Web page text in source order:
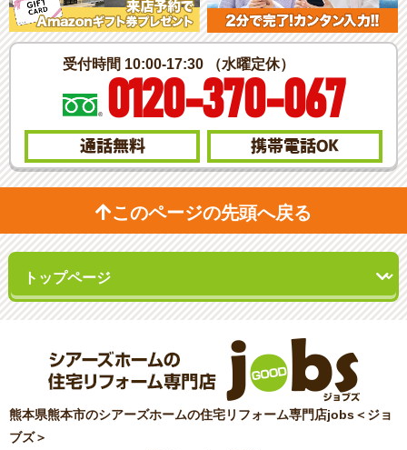
受付時間 10:00-17:30 （水曜定休）
0120-370-067
通話無料 携帯電話OK
このページの先頭へ戻る
熊本県熊本市のシアーズホームの住宅リフォーム専門店jobs＜ジョ
ブズ＞